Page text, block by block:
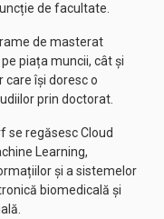
de facultate.
de masterat
piața muncii, cât și
își doresc o
prin doctorat.
se regăsesc Cloud
Learning,
și a sistemelor
biomedicală și